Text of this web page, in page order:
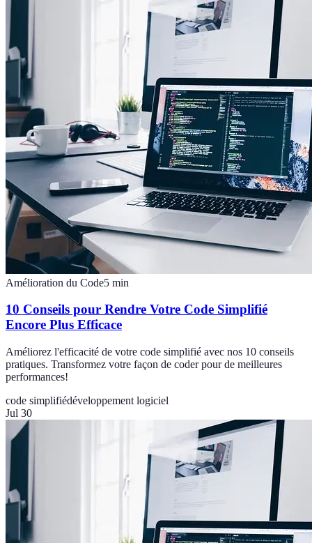
Amélioration du Code5 min
10 Conseils pour Rendre Votre Code Simplifié
Encore Plus Efficace
Améliorez l'efficacité de votre code simplifié avec nos 10 conseils
pratiques. Transformez votre façon de coder pour de meilleures
performances!
code simplifiédéveloppement logiciel
Jul 30